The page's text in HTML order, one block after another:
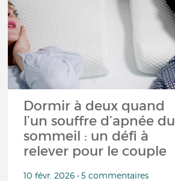
Dormir à deux quand
l’un souffre d’apnée du
sommeil : un défi à
relever pour le couple
10 févr. 2026 • 5 commentaires